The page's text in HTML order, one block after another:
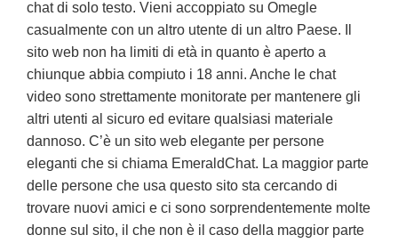
chat di solo testo. Vieni accoppiato su Omegle
casualmente con un altro utente di un altro Paese. Il
sito web non ha limiti di età in quanto è aperto a
chiunque abbia compiuto i 18 anni. Anche le chat
video sono strettamente monitorate per mantenere gli
altri utenti al sicuro ed evitare qualsiasi materiale
dannoso. C’è un sito web elegante per persone
eleganti che si chiama EmeraldChat. La maggior parte
delle persone che usa questo sito sta cercando di
trovare nuovi amici e ci sono sorprendentemente molte
donne sul sito, il che non è il caso della maggior parte